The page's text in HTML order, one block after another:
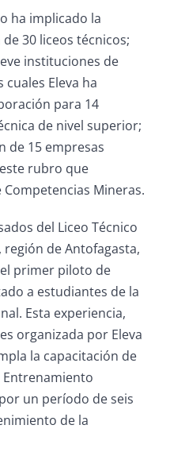
ha implicado la
30 liceos técnicos;
instituciones de
Eleva ha
para 14
de nivel superior;
de 15 empresas
rubro que
Mineras.
del Liceo Técnico
región de Antofagasta,
primer piloto de
a estudiantes de la
Esta experiencia,
organizada por Eleva
la capacitación de
Entrenamiento
un período de seis
de la